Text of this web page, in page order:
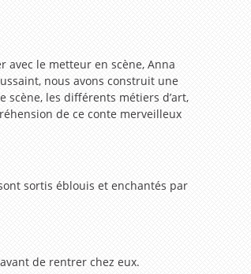
avec le metteur en scène, Anna
nous avons construit une
scène, les différents métiers d’art,
de ce conte merveilleux
sortis éblouis et enchantés par
de rentrer chez eux.